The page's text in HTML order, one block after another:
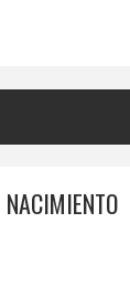
NACIMIENTO